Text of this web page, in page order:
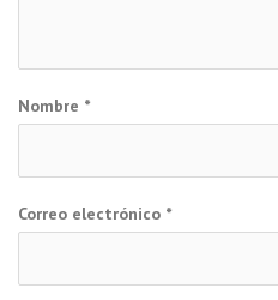
Nombre *
Correo electrónico *